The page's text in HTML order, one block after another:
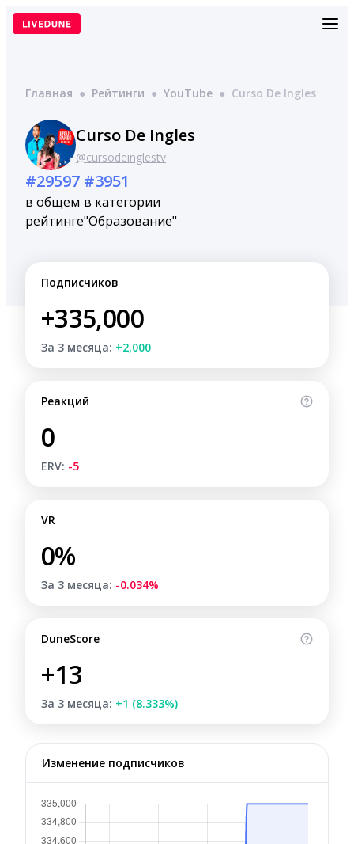
Перейти
Главная ● Рейтинги ● YouTube ● Curso De Ingles
Curso De Ingles
@cursodeinglestv
#29597
в общем
рейтинге
#3951
в категории
"Образование"
Подписчиков
+335,000
За 3 месяца: +2,000
Реакций
0
ERV: -5
VR
0%
За 3 месяца: -0.034%
DuneScore
+13
За 3 месяца: +1 (8.333%)
Изменение подписчиков